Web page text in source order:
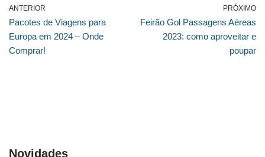
ANTERIOR
Pacotes de Viagens para
Europa em 2024 – Onde
Comprar!
PRÓXIMO
Feirão Gol Passagens Aéreas
2023: como aproveitar e
poupar
Novidades